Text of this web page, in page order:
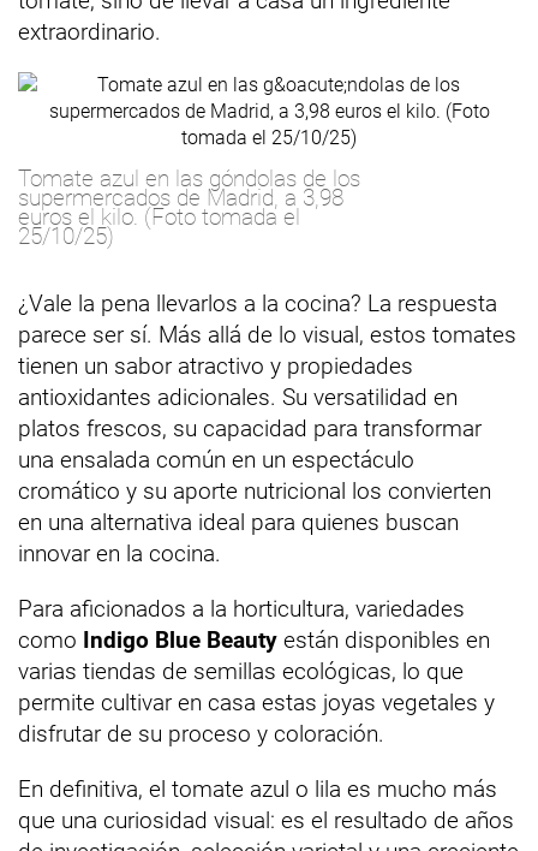
extraordinario.
Tomate azul en las góndolas de los
supermercados de Madrid, a 3,98
euros el kilo. (Foto tomada el
25/10/25)
¿Vale la pena llevarlos a la cocina? La respuesta
parece ser sí. Más allá de lo visual, estos tomates
tienen un sabor atractivo y propiedades
antioxidantes adicionales. Su versatilidad en
platos frescos, su capacidad para transformar
una ensalada común en un espectáculo
cromático y su aporte nutricional los convierten
en una alternativa ideal para quienes buscan
innovar en la cocina.
Para aficionados a la horticultura, variedades
como Indigo Blue Beauty están disponibles en
varias tiendas de semillas ecológicas, lo que
permite cultivar en casa estas joyas vegetales y
disfrutar de su proceso y coloración.
En definitiva, el tomate azul o lila es mucho más
que una curiosidad visual: es el resultado de años